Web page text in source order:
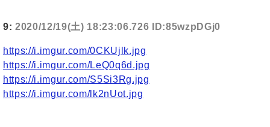
9: 2020/12/19(土) 18:23:06.726 ID:85wzpDGj0
https://i.imgur.com/0CKUjlk.jpg
https://i.imgur.com/LeQ0q6d.jpg
https://i.imgur.com/S5Si3Rg.jpg
https://i.imgur.com/lk2nUot.jpg